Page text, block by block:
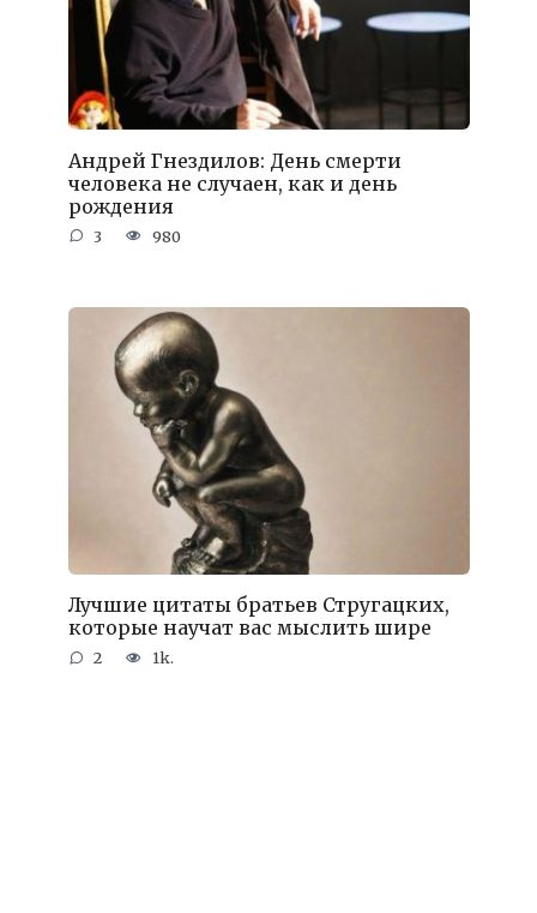
Андрей Гнездилов: День смерти
человека не случаен, как и день
рождения
3 980
Лучшие цитаты братьев Стругацких,
которые научат вас мыслить шире
2 1k.